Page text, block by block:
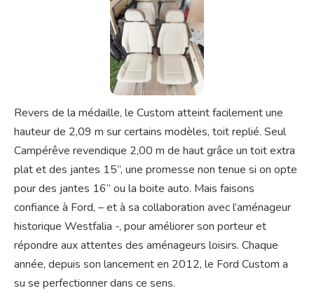
Revers de la médaille, le Custom atteint facilement une
hauteur de 2,09 m sur certains modèles, toit replié. Seul
Campérêve revendique 2,00 m de haut grâce un toit extra
plat et des jantes 15’’, une promesse non tenue si on opte
pour des jantes 16’’ ou la boite auto. Mais faisons
confiance à Ford, – et à sa collaboration avec l’aménageur
historique Westfalia -, pour améliorer son porteur et
répondre aux attentes des aménageurs loisirs. Chaque
année, depuis son lancement en 2012, le Ford Custom a
su se perfectionner dans ce sens.